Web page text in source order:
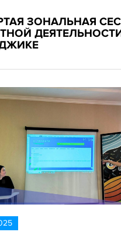
ЗОНАЛЬНАЯ